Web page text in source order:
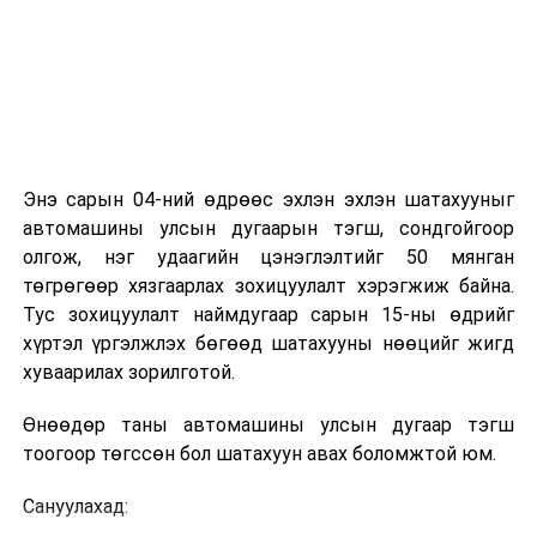
Энэ сарын 04-ний өдрөөс эхлэн эхлэн шатахууныг
автомашины улсын дугаарын тэгш, сондгойгоор
олгож, нэг удаагийн цэнэглэлтийг 50 мянган
төгрөгөөр хязгаарлах зохицуулалт хэрэгжиж байна.
Тус зохицуулалт наймдугаар сарын 15-ны өдрийг
хүртэл үргэлжлэх бөгөөд шатахууны нөөцийг жигд
хуваарилах зорилготой.
Өнөөдөр таны автомашины улсын дугаар тэгш
тоогоор төгссөн бол шатахуун авах боломжтой юм.
Сануулахад: